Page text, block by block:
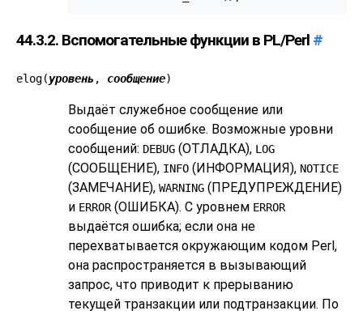
44.3.2. Вспомогательные функции в PL/Perl #
elog(уровень , сообщение)
Выдаёт служебное сообщение или
сообщение об ошибке. Возможные уровни
сообщений: DEBUG (ОТЛАДКА), LOG
(СООБЩЕНИЕ), INFO (ИНФОРМАЦИЯ), NOTICE
(ЗАМЕЧАНИЕ), WARNING (ПРЕДУПРЕЖДЕНИЕ)
и ERROR(ОШИБКА). С уровнем ERROR
выдаётся ошибка; если она не
перехватывается окружающим кодом Perl,
она распространяется в вызывающий
запрос, что приводит к прерыванию
текущей транзакции или подтранзакции. По